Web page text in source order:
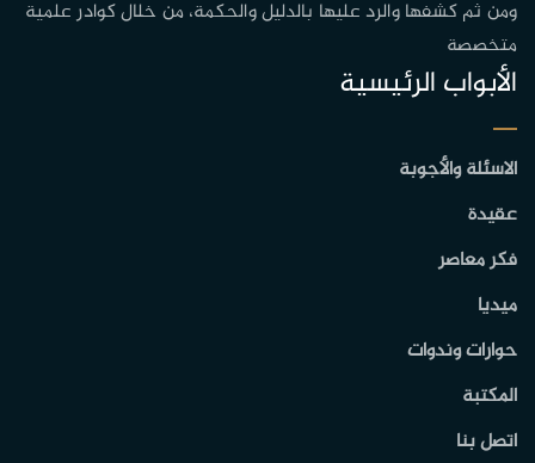
ومن ثم كشفها والرد عليها بالدليل والحكمة، من خلال كوادر علمية
متخصصة
الأبواب الرئيسية
الاسئلة والأجوبة
عقيدة
فكر معاصر
ميديا
حوارات وندوات
المكتبة
اتصل بنا